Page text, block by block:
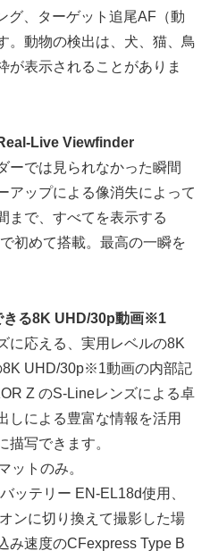
グ、ターゲット追尾AF（動
。動物の検出は、犬、猫、鳥
が表示されることがありま
Live Viewfinder
ーでは見られなかった瞬間
アップによる像消失によって
まで、すべてを表示する
初めて搭載。最高の一瞬を
きる8K UHD/30p動画※1
に応える、実用レベルの8K
UHD/30p※1動画の内部記
Z のS-Lineレンズによる卓
しによる豊富な情報を活用
描写できます。
ットのみ。
ッテリー EN-EL18d使用、
ンに切り換えて撮影した場
み速度のCFexpress Type B